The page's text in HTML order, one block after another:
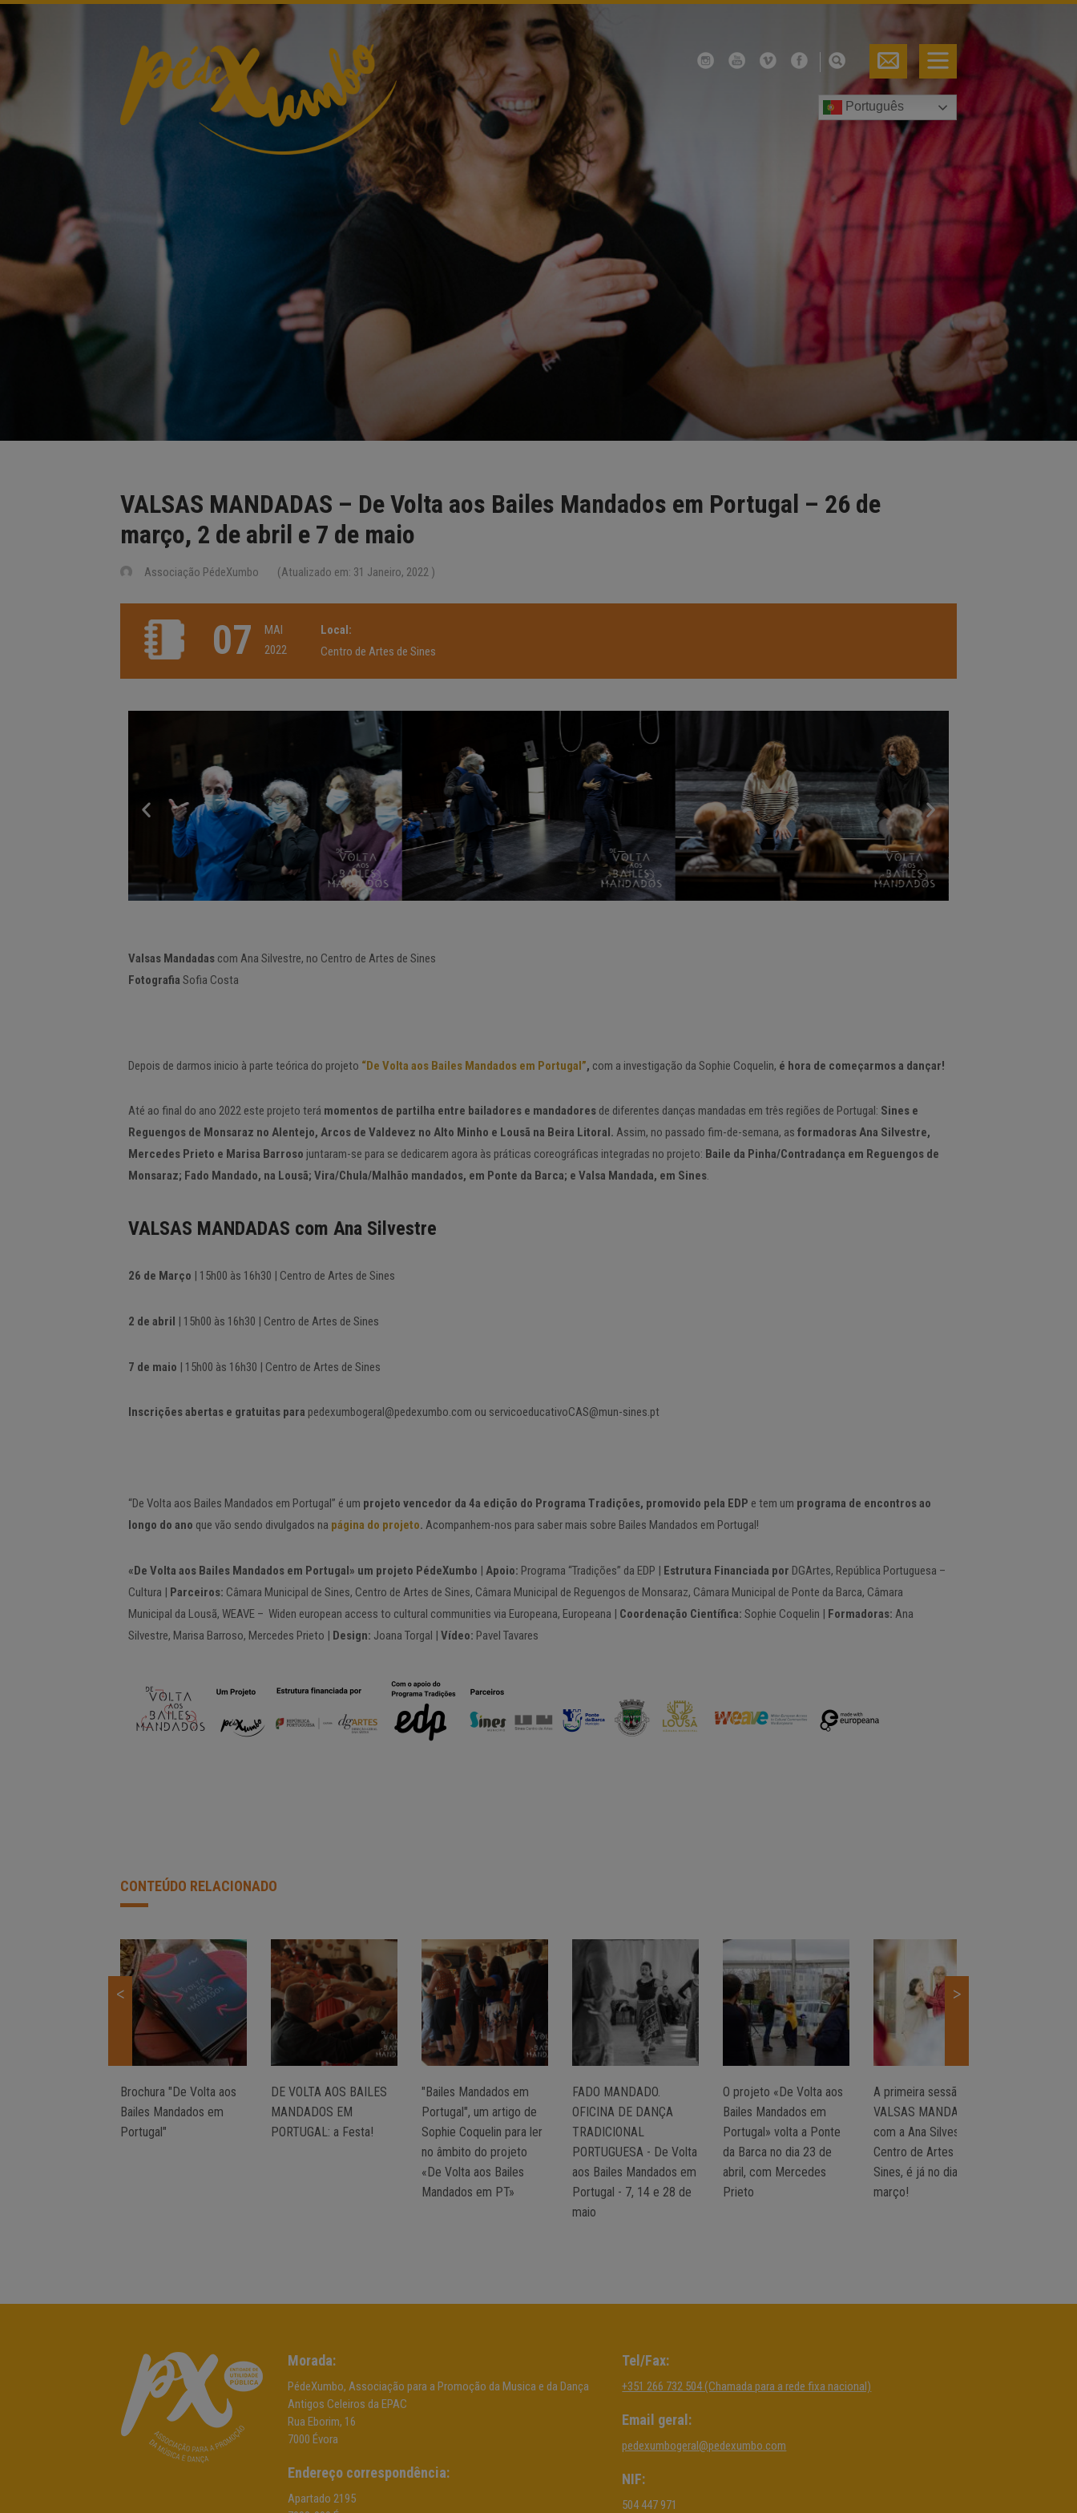
Português
VALSAS MANDADAS – De Volta aos Bailes Mandados em Portugal – 26 de
março, 2 de abril e 7 de maio
Associação PédeXumbo (Atualizado em: 31 Janeiro, 2022 )
07
MAI
2022
Local:
Centro de Artes de Sines
Valsas Mandadas com Ana Silvestre, no Centro de Artes de Sines
Fotografia Sofia Costa
Depois de darmos inicio à parte teórica do projeto “De Volta aos Bailes Mandados em Portugal”, com a investigação da Sophie Coquelin, é hora de começarmos a dançar!
Até ao final do ano 2022 este projeto terá momentos de partilha entre bailadores e mandadores de diferentes danças mandadas em três regiões de Portugal: Sines e
Reguengos de Monsaraz no Alentejo, Arcos de Valdevez no Alto Minho e Lousã na Beira Litoral. Assim, no passado fim-de-semana, as formadoras Ana Silvestre,
Mercedes Prieto e Marisa Barroso juntaram-se para se dedicarem agora às práticas coreográficas integradas no projeto: Baile da Pinha/Contradança em Reguengos de
Monsaraz; Fado Mandado, na Lousã; Vira/Chula/Malhão mandados, em Ponte da Barca; e Valsa Mandada, em Sines.
VALSAS MANDADAS com Ana Silvestre
26 de Março | 15h00 às 16h30 | Centro de Artes de Sines
2 de abril | 15h00 às 16h30 | Centro de Artes de Sines
7 de maio | 15h00 às 16h30 | Centro de Artes de Sines
Inscrições abertas e gratuitas para pedexumbogeral@pedexumbo.com ou servicoeducativoCAS@mun-sines.pt
“De Volta aos Bailes Mandados em Portugal” é um projeto vencedor da 4a edição do Programa Tradições, promovido pela EDP e tem um programa de encontros ao
longo do ano que vão sendo divulgados na página do projeto. Acompanhem-nos para saber mais sobre Bailes Mandados em Portugal!
«De Volta aos Bailes Mandados em Portugal» um projeto PédeXumbo | Apoio: Programa “Tradições” da EDP | Estrutura Financiada por DGArtes, República Portuguesa –
Cultura | Parceiros: Câmara Municipal de Sines, Centro de Artes de Sines, Câmara Municipal de Reguengos de Monsaraz, Câmara Municipal de Ponte da Barca, Câmara
Municipal da Lousã, WEAVE – Widen european access to cultural communities via Europeana, Europeana | Coordenação Científica: Sophie Coquelin | Formadoras: Ana
Silvestre, Marisa Barroso, Mercedes Prieto | Design: Joana Torgal | Vídeo: Pavel Tavares
CONTEÚDO RELACIONADO
< >
Brochura "De Volta aos
Bailes Mandados em
Portugal"
DE VOLTA AOS BAILES
MANDADOS EM
PORTUGAL: a Festa!
"Bailes Mandados em
Portugal", um artigo de
Sophie Coquelin para ler
no âmbito do projeto
«De Volta aos Bailes
Mandados em PT»
FADO MANDADO.
OFICINA DE DANÇA
TRADICIONAL
PORTUGUESA - De Volta
aos Bailes Mandados em
Portugal - 7, 14 e 28 de
maio
O projeto «De Volta aos
Bailes Mandados em
Portugal» volta a Ponte
da Barca no dia 23 de
abril, com Mercedes
Prieto
A primeira sessão de
VALSAS MANDADAS
com a Ana Silvestre, no
Centro de Artes de
Sines, é já no dia 26 de
março!
Morada:
PédeXumbo, Associação para a Promoção da Musica e da Dança
Antigos Celeiros da EPAC
Rua Eborim, 16
7000 Évora
Endereço correspondência:
Apartado 2195
Tel/Fax:
+351 266 732 504 (Chamada para a rede fixa nacional)
Email geral:
pedexumbogeral@pedexumbo.com
NIF:
504 447 971